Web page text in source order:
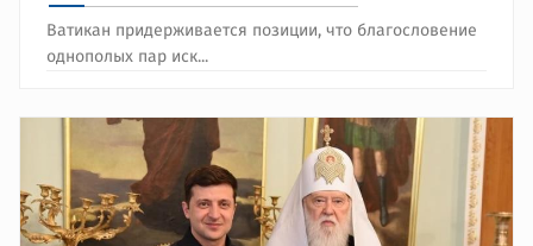
Ватикан придерживается позиции, что благословение
однополых пар иск...